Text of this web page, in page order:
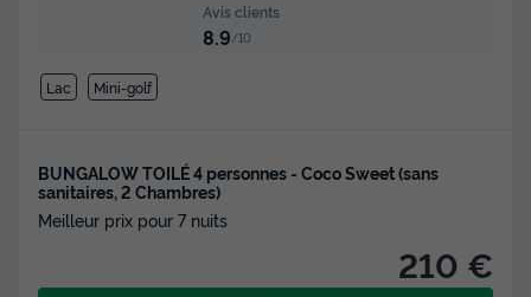
Avis clients
8.9/10
Lac Mini-golf
BUNGALOW TOILÉ 4 personnes - Coco Sweet (sans
sanitaires, 2 Chambres)
Meilleur prix pour 7 nuits
210 €